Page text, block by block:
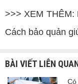
>>> XEM THÊM:
Cách bảo quản
BÀI VIẾT LIÊN